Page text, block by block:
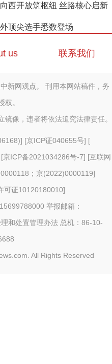
西开放筑枢纽 丝路核心启新
顶尖选手悉数登场
us 联系我们
新网观点。 刊用本网站稿件，务
权。
像，违者将依法追究法律责任。
] [京ICP证040655号] [
京ICP备2021034286号-7] [互联网
；京(2022)0000119]
可证10120180010]
举报邮箱：
和处置管理办法 总机：86-10-
All Rights Reserved